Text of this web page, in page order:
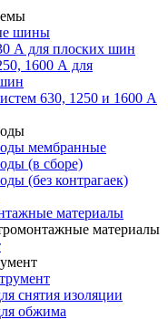
шины
А для плоских шин
1600 А для
630, 1250 и 1600 А
мембранные
(в сборе)
(без контрагаек)
материалы
материалы
снятия изоляции
обжима